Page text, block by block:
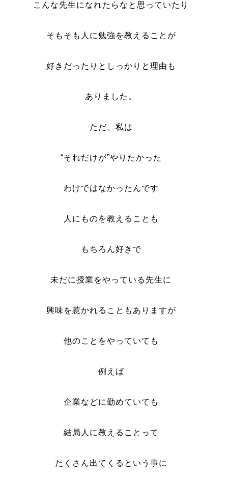
こんな先生になれたらなと思っていたり
そもそも人に勉強を教えることが
好きだったりとしっかりと理由も
ありました。
ただ、私は
“それだけが”やりたかった
わけではなかったんです
人にものを教えることも
もちろん好きで
未だに授業をやっている先生に
興味を惹かれることもありますが
他のことをやっていても
例えば
企業などに勤めていても
結局人に教えることって
たくさん出てくるという事に